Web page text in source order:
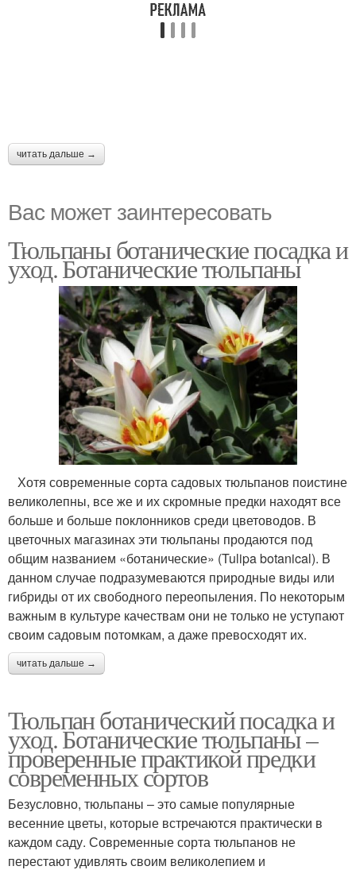
читать дальше →
Вас может заинтересовать
Тюльпаны ботанические посадка и
уход. Ботанические тюльпаны
Хотя современные сорта садовых тюльпанов поистине
великолепны, все же и их скромные предки находят все
больше и больше поклонников среди цветоводов. В
цветочных магазинах эти тюльпаны продаются под
общим названием «ботанические» (Tulipa botanical). В
данном случае подразумеваются природные виды или
гибриды от их свободного переопыления. По некоторым
важным в культуре качествам они не только не уступают
своим садовым потомкам, а даже превосходят их.
читать дальше →
Тюльпан ботанический посадка и
уход. Ботанические тюльпаны –
проверенные практикой предки
современных сортов
Безусловно, тюльпаны – это самые популярные
весенние цветы, которые встречаются практически в
каждом саду. Современные сорта тюльпанов не
перестают удивлять своим великолепием и